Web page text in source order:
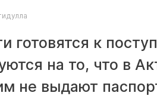
готовятся к
на то, что в
не выдают